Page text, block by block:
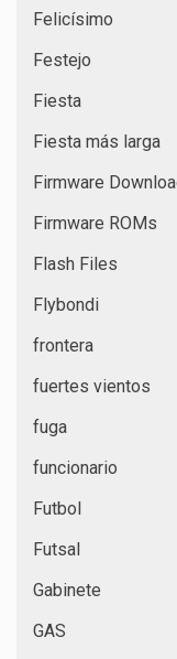
Felicísimo
Festejo
Fiesta
Fiesta más larga
Firmware
Firmware ROMs
Flash Files
Flybondi
frontera
fuertes vientos
fuga
funcionario
Futbol
Futsal
Gabinete
GAS